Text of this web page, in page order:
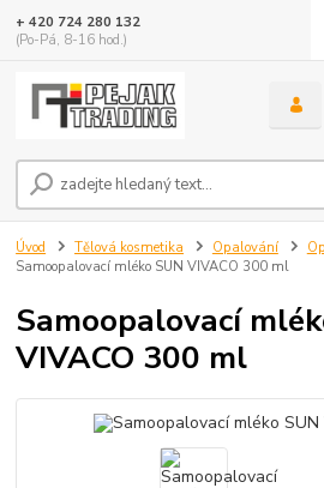
+ 420 724 280 132
(Po-Pá, 8-16 hod.)
Úvod Tělová kosmetika Opalování
Samoopalovací mléko SUN VIVACO 300 ml
Samoopalovací
VIVACO 300 ml